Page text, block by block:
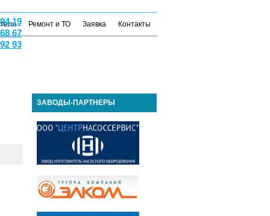
19
67
93
Ремонт и ТО Заявка Контакты
ЗАВОДЫ-ПАРТНЕРЫ